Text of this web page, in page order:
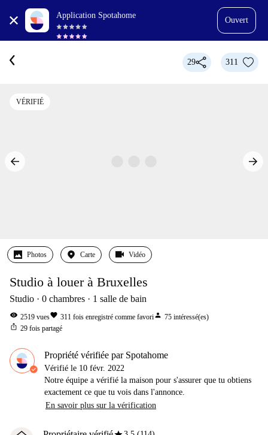
Application Spotahome
Ouvert
29 311
VÉRIFIÉ
Photos Carte Vidéo
Studio à louer à Bruxelles
Studio 0 chambres 1 salle de bain
visibility 2519 vuesfavorite 311 fois enregistré comme favoriperson 75 intéressé(es)
ios_share 29 fois partagé
Propriété vérifiée par Spotahome
Vérifié le 10 févr. 2022
Notre équipe a vérifié la maison pour s'assurer que tu obtiens
exactement ce que tu vois dans l'annonce.
En savoir plus sur la vérification